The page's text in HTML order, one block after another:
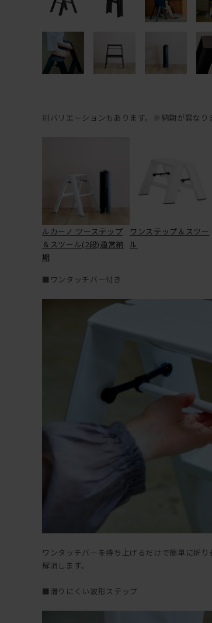
別バリエーションもあります。※納期が異なり
ルカーノ ツーステップ
＆スツール(2段)通常納
期
ワンステップ＆スツー
ル
■ワンタッチバー付き
ワンタッチバーを持ち上げるだけで簡単に折
解消します。
■滑りにくい波形ステップ